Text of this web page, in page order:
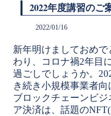
2022年度講習のご
2022/01/16
新年明けましておめ
わり、コロナ禍2年目
過ごしでしょうか。
き続き小規模事業者
ブロックチェーンビ
ア決済は、話題の